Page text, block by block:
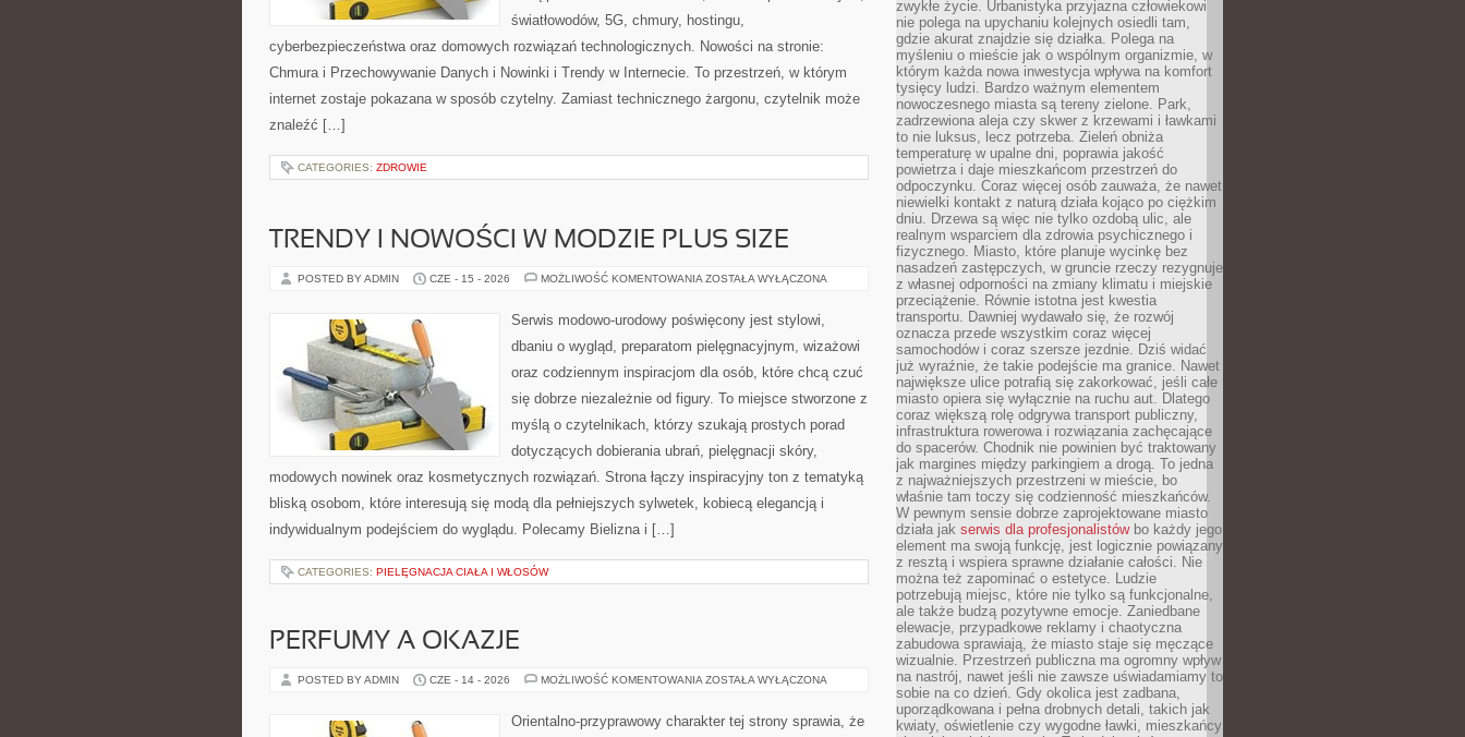
światłowodów, 5G, chmury, hostingu,
cyberbezpieczeństwa oraz domowych rozwiązań technologicznych. Nowości na stronie:
Chmura i Przechowywanie Danych i Nowinki i Trendy w Internecie. To przestrzeń, w którym
internet zostaje pokazana w sposób czytelny. Zamiast technicznego żargonu, czytelnik może
znaleźć […]
CATEGORIES: ZDROWIE
TRENDY I NOWOŚCI W MODZIE PLUS SIZE
POSTED BY ADMIN CZE - 15 - 2026 MOŻLIWOŚĆ KOMENTOWANIA TRENDY
W
MODZIE
SIZE
ZOSTAŁA WYŁĄCZONA
Serwis modowo-urodowy poświęcony jest stylowi,
dbaniu o wygląd, preparatom pielęgnacyjnym, wizażowi
oraz codziennym inspiracjom dla osób, które chcą czuć
się dobrze niezależnie od figury. To miejsce stworzone z
myślą o czytelnikach, którzy szukają prostych porad
dotyczących dobierania ubrań, pielęgnacji skóry,
modowych nowinek oraz kosmetycznych rozwiązań. Strona łączy inspiracyjny ton z tematyką
bliską osobom, które interesują się modą dla pełniejszych sylwetek, kobiecą elegancją i
indywidualnym podejściem do wyglądu. Polecamy Bielizna i […]
CATEGORIES: PIELĘGNACJA CIAŁA I WŁOSÓW
PERFUMY A OKAZJE
POSTED BY ADMIN CZE - 14 - 2026 MOŻLIWOŚĆ KOMENTOWANIA PERFUMY
ZOSTAŁA WYŁĄCZONA
Orientalno-przyprawowy charakter tej strony sprawia, że
zwykłe życie. Urbanistyka przyjazna człowiekowi
nie polega na upychaniu kolejnych osiedli tam,
gdzie akurat znajdzie się działka. Polega na
myśleniu o mieście jak o wspólnym organizmie, w
którym każda nowa inwestycja wpływa na komfort
tysięcy ludzi. Bardzo ważnym elementem
nowoczesnego miasta są tereny zielone. Park,
zadrzewiona aleja czy skwer z krzewami i ławkami
to nie luksus, lecz potrzeba. Zieleń obniża
temperaturę w upalne dni, poprawia jakość
powietrza i daje mieszkańcom przestrzeń do
odpoczynku. Coraz więcej osób zauważa, że nawet
niewielki kontakt z naturą działa kojąco po ciężkim
dniu. Drzewa są więc nie tylko ozdobą ulic, ale
realnym wsparciem dla zdrowia psychicznego i
fizycznego. Miasto, które planuje wycinkę bez
nasadzeń zastępczych, w gruncie rzeczy rezygnuje
z własnej odporności na zmiany klimatu i miejskie
przeciążenie. Równie istotna jest kwestia
transportu. Dawniej wydawało się, że rozwój
oznacza przede wszystkim coraz więcej
samochodów i coraz szersze jezdnie. Dziś widać
już wyraźnie, że takie podejście ma granice. Nawet
największe ulice potrafią się zakorkować, jeśli całe
miasto opiera się wyłącznie na ruchu aut. Dlatego
coraz większą rolę odgrywa transport publiczny,
infrastruktura rowerowa i rozwiązania zachęcające
do spacerów. Chodnik nie powinien być traktowany
jak margines między parkingiem a drogą. To jedna
z najważniejszych przestrzeni w mieście, bo
właśnie tam toczy się codzienność mieszkańców.
W pewnym sensie dobrze zaprojektowane miasto
działa jak serwis dla profesjonalistówbo każdy jego
element ma swoją funkcję, jest logicznie powiązany
z resztą i wspiera sprawne działanie całości. Nie
można też zapominać o estetyce. Ludzie
potrzebują miejsc, które nie tylko są funkcjonalne,
ale także budzą pozytywne emocje. Zaniedbane
elewacje, przypadkowe reklamy i chaotyczna
zabudowa sprawiają, że miasto staje się męczące
wizualnie. Przestrzeń publiczna ma ogromny wpływ
na nastrój, nawet jeśli nie zawsze uświadamiamy to
sobie na co dzień. Gdy okolica jest zadbana,
uporządkowana i pełna drobnych detali, takich jak
kwiaty, oświetlenie czy wygodne ławki, mieszkańcy